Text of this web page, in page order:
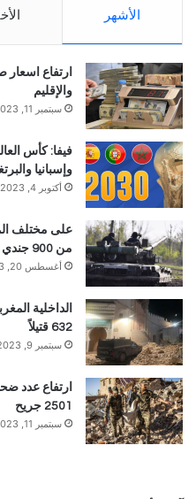
الأشهر
ارتفاع
والإقليم
سبتمبر 11, 2023
وإسبانيا
أكتوبر 4, 2023
على مختلف
من 900 جندي أوكراني
أغسطس 20, 2023
الداخلية
632 قتيلاً
سبتمبر 9, 2023
2501 جريح
سبتمبر 11, 2023